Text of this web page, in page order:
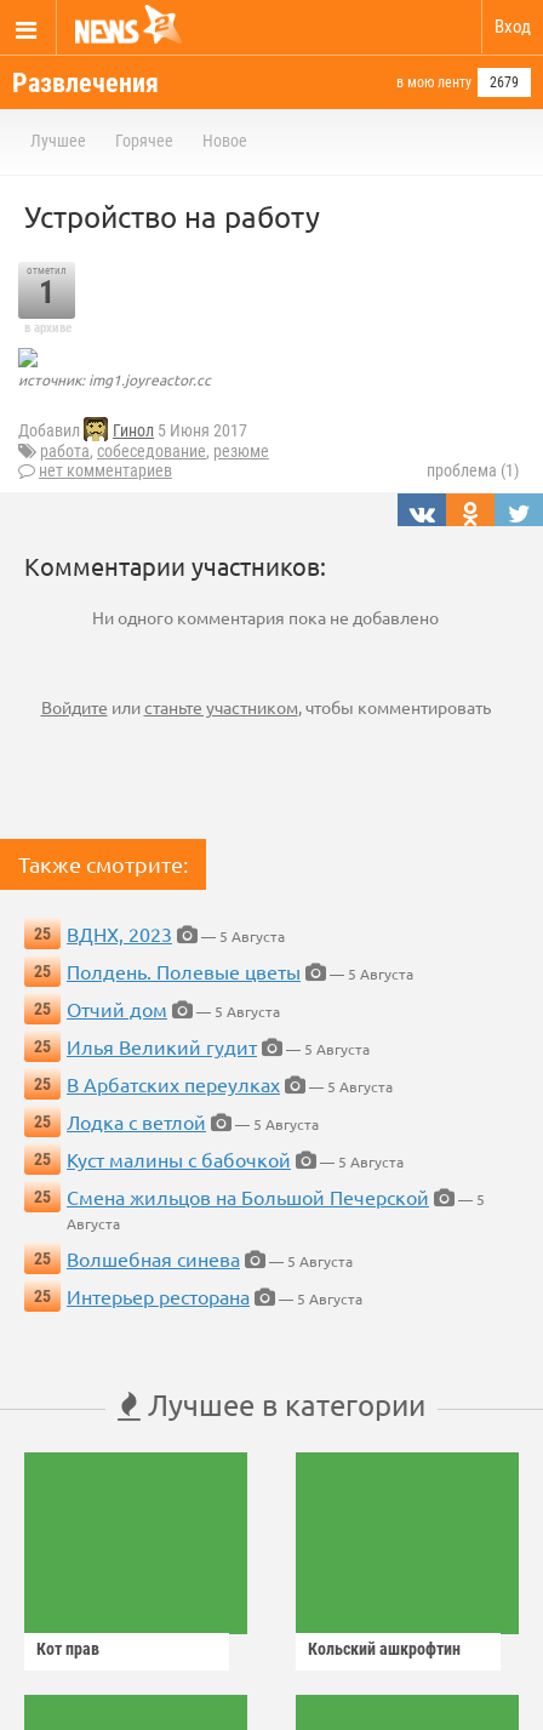
Вход
Развлечения в мою ленту 2679
Лучшее Горячее Новое
Устройство на работу
отметил
1
в архиве
источник: img1.joyreactor.cc
Добавил Гинол 5 Июня 2017
работа, собеседование, резюме
нет комментариев
проблема (1)
Комментарии участников:
Ни одного комментария пока не добавлено
Войдите илистаньте участником, чтобы комментировать
Также смотрите:
25 ВДНХ, 2023
— 5 Августа
25
Полдень. Полевые цветы
— 5 Августа
25
Отчий дом
— 5 Августа
25
Илья Великий гудит
— 5 Августа
25
В Арбатских переулках
— 5 Августа
25
Лодка с ветлой
— 5 Августа
25
Куст малины с бабочкой
— 5 Августа
25
Смена жильцов на Большой Печерской
— 5
Августа
25
Волшебная синева
— 5 Августа
25
Интерьер ресторана — 5 Августа
Лучшее в категории
Кот прав Кольский ашкрофтин